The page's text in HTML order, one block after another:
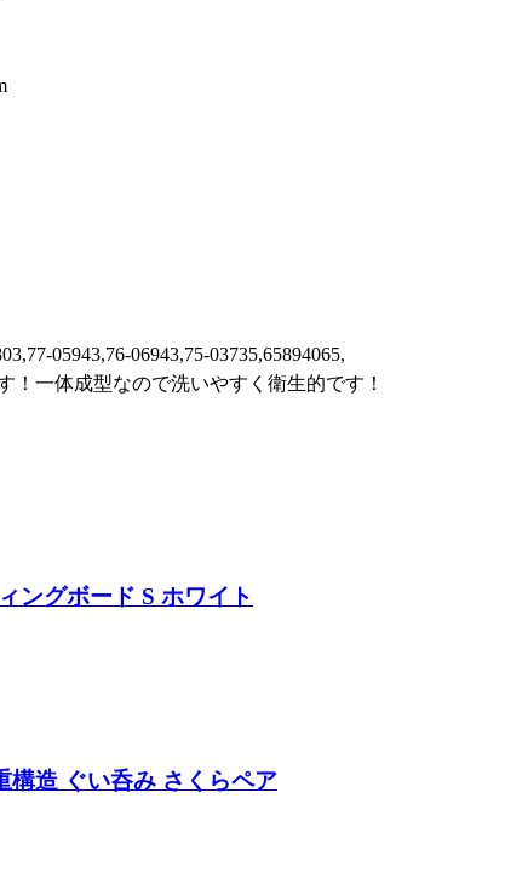
05943,76-06943,75-03735,65894065,
！一体成型なので洗いやすく衛生的です！
ングボード S ホワイト
構造 ぐい呑み さくらペア